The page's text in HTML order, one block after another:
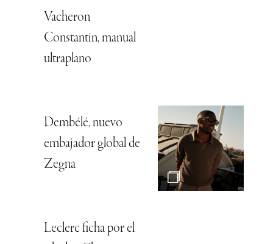
Vacheron
Constantin, manual
ultraplano
Dembélé, nuevo
embajador global de
Zegna
Leclerc ficha por el